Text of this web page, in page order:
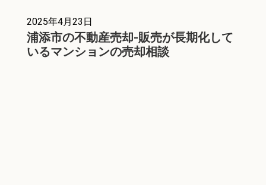
2025年4月23日
浦添市の不動産売却-販売が長期化して
いるマンションの売却相談